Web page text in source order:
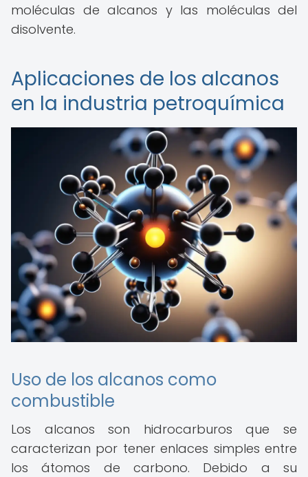
moléculas de alcanos y las moléculas del
disolvente.
Aplicaciones de los alcanos
en la industria petroquímica
Uso de los alcanos como
combustible
Los alcanos son hidrocarburos que se
caracterizan por tener enlaces simples entre
los átomos de carbono. Debido a su